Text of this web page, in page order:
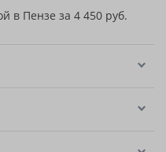
в Пензе за 4 450 руб.